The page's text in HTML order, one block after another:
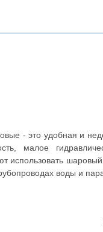
- это удобная и
малое
использовать
воды и